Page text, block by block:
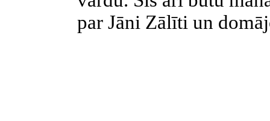
par Jāni Zālīti un